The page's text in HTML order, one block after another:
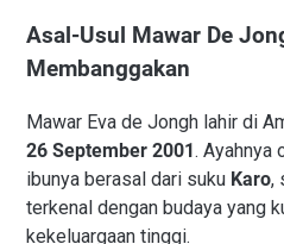
Asal-Usul Mawar De
Membanggakan
Mawar Eva de Jongh lahir di
26 September 2001. Ayahnya
ibunya berasal dari suku Karo,
terkenal dengan budaya yang
kekeluargaan tinggi.